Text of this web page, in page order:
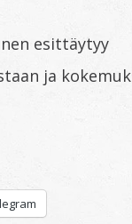
esittäytyy
ja